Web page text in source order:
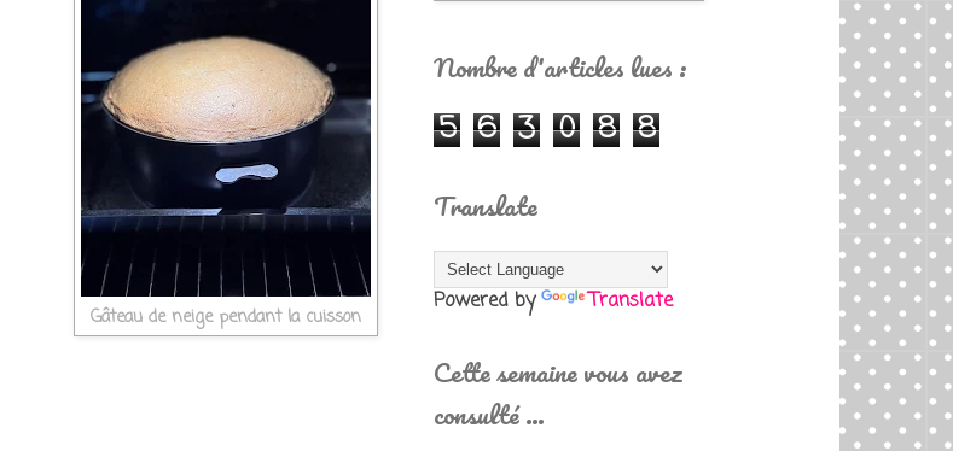
Gâteau de neige pendant la cuisson
Nombre d'articles lues :
5 6 3 0 8 8
Translate
Powered by Translate
Cette semaine vous avez
consulté …